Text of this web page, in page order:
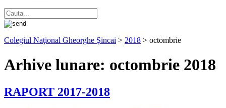
Colegiul Naţional Gheorghe Şincai > 2018 > octombrie
Arhive lunare: octombrie 2018
RAPORT 2017-2018